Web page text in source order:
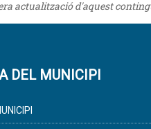
actualització d'aquest
DEL MUNICIPI